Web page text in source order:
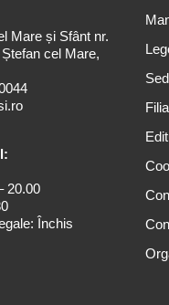
Mare și Sfânt nr.
cel Mare,
20.00
Închis